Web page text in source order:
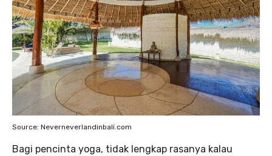
Source: Neverneverlandinbali.com
Bagi pencinta yoga, tidak lengkap rasanya kalau